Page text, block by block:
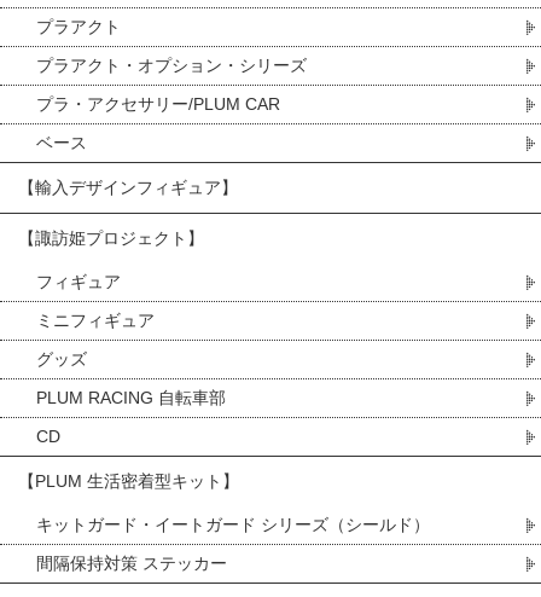
プラアクト
プラアクト・オプション・シリーズ
プラ・アクセサリー/PLUM CAR
ベース
【輸入デザインフィギュア】
【諏訪姫プロジェクト】
フィギュア
ミニフィギュア
グッズ
PLUM RACING 自転車部
CD
【PLUM 生活密着型キット】
キットガード・イートガード シリーズ（シールド）
間隔保持対策 ステッカー